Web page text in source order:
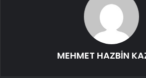
MEHMET HAZBİN